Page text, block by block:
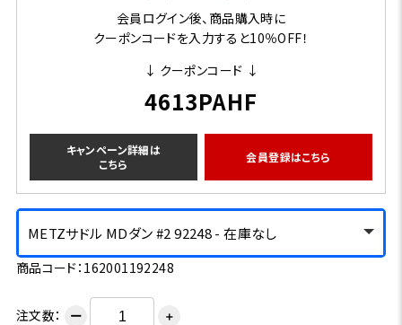
会員ログイン後、商品購入時に
クーポンコードを入力すると10％OFF！
↓ クーポンコード ↓
4613PAHF
キャンペーン詳細は
こちら
会員登録はこちら
METZサドル MDダン #2 92248 - 在庫なし
商品コード：162001192248
注文数： ー ＋